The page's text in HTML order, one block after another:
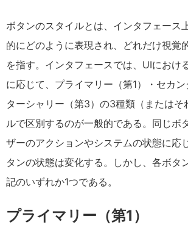
ボタンのスタイルとは、インタフェース
的にどのように表現され、どれだけ視覚
を指す。インタフェースでは、UIにおけ
に応じて、プライマリー（第1）・セカン
ターシャリー（第3）の3種類（またはそ
ルで区別するのが一般的である。同じボ
ザーのアクションやシステムの状態に応
タンの状態は変化する。しかし、各ボタ
記のいずれか1つである。
プライマリー（第1）